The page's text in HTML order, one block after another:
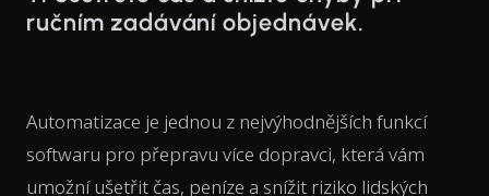
ručním zadávání objednávek.
Automatizace je jednou z nejvýhodnějších funkcí
softwaru pro přepravu více dopravci, která vám
umožní ušetřit čas, peníze a snížit riziko lidských